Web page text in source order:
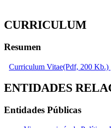
CURRICULUM
Resumen
Curriculum Vitae(Pdf, 200 Kb.)
ENTIDADES
Entidades Públicas